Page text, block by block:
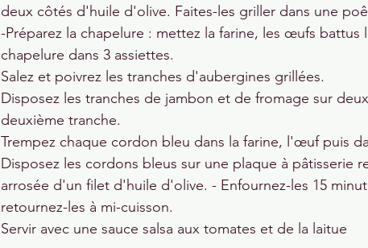
deux côtés d'huile d'olive. Faites-les griller dans une
-Préparez la chapelure : mettez la farine, les œufs battus
chapelure dans 3 assiettes.
Salez et poivrez les tranches d'aubergines grillées.
Disposez les tranches de jambon et de fromage sur
deuxième tranche.
Trempez chaque cordon bleu dans la farine, l'œuf puis
Disposez les cordons bleus sur une plaque à pâtisserie
arrosée d'un filet d'huile d'olive. - Enfournez-les 15
retournez-les à mi-cuisson.
Servir avec une sauce salsa aux tomates et de la laitue